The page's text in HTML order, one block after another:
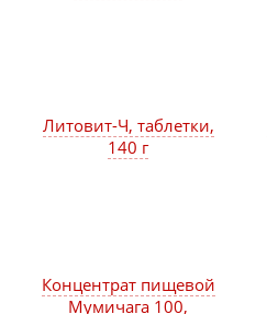
Литовит-Ч, таблетки,
140 г
Концентрат пищевой
Мумичага 100,